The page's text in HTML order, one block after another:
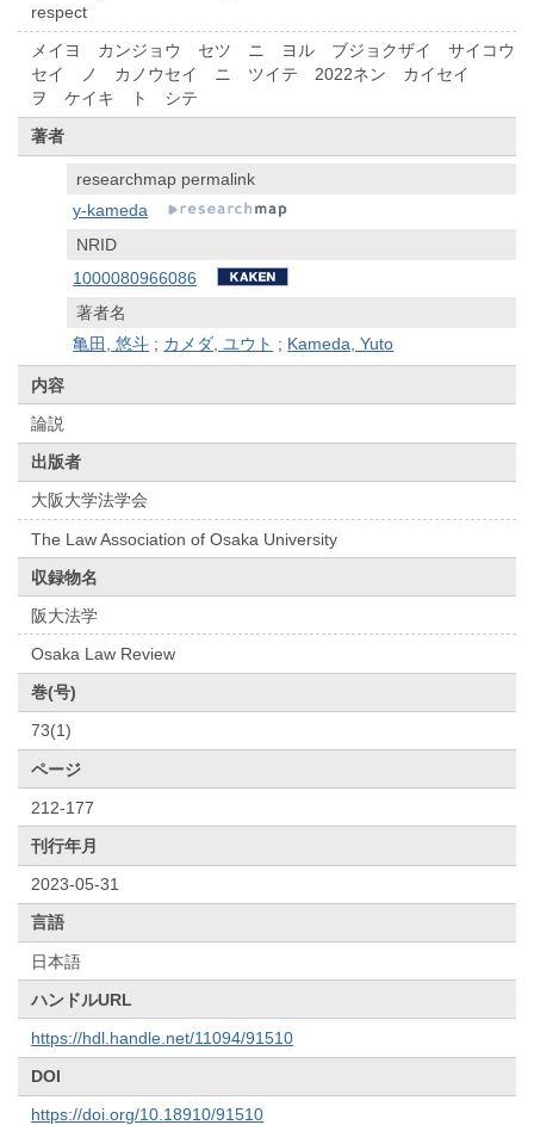
respect
メイヨ カンジョウ セツ ニ ヨル ブジョクザイ サイコウ
セイ ノ カノウセイ ニ ツイテ 2022ネン カイセイ
ヲ ケイキ ト シテ
著者
researchmap permalink
y-kameda
NRID
1000080966086
著者名
亀田, 悠斗 ; カメダ, ユウト ; Kameda, Yuto
内容
論説
出版者
大阪大学法学会
The Law Association of Osaka University
収録物名
阪大法学
Osaka Law Review
巻(号)
73(1)
ページ
212-177
刊行年月
2023-05-31
言語
日本語
ハンドルURL
https://hdl.handle.net/11094/91510
DOI
https://doi.org/10.18910/91510